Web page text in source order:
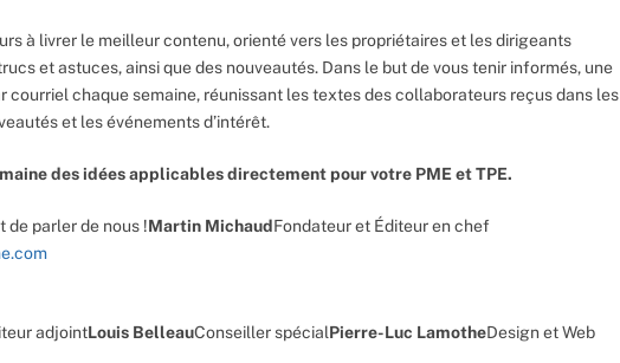
à livrer le meilleur contenu, orienté vers les propriétaires et les dirigeants
et astuces, ainsi que des nouveautés. Dans le but de vous tenir informés, une
courriel chaque semaine, réunissant les textes des collaborateurs reçus dans les
et les événements d’intérêt.
des idées applicables directement pour votre PME et TPE.
de parler de nous !Martin MichaudFondateur et Éditeur en chef
adjointLouis BelleauConseiller spécialPierre-Luc LamotheDesign et Web